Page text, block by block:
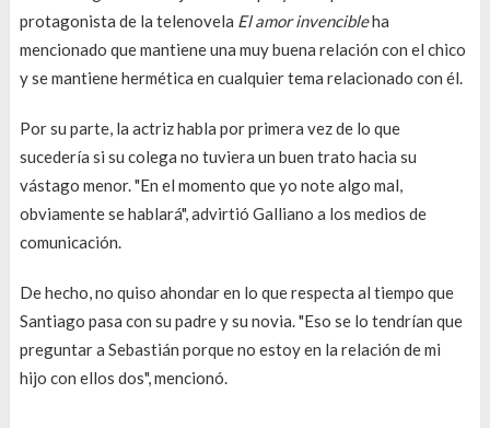
protagonista de la telenovela El amor invencibleha
mencionado que mantiene una muy buena relación con el chico
y se mantiene hermética en cualquier tema relacionado con él.
Por su parte, la actriz habla por primera vez de lo que
sucedería si su colega no tuviera un buen trato hacia su
vástago menor. "En el momento que yo note algo mal,
obviamente se hablará", advirtió Galliano a los medios de
comunicación.
De hecho, no quiso ahondar en lo que respecta al tiempo que
Santiago pasa con su padre y su novia. "Eso se lo tendrían que
preguntar a Sebastián porque no estoy en la relación de mi
hijo con ellos dos", mencionó.